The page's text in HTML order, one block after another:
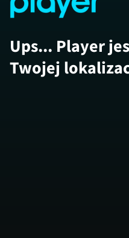
Ups... Player
Twojej